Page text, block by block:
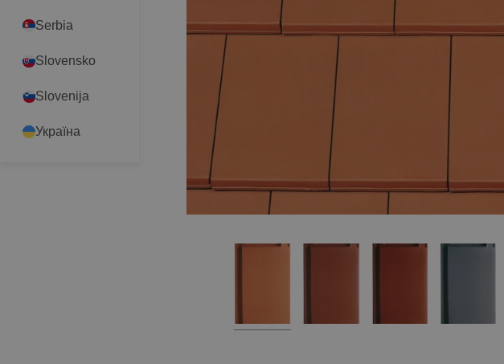
Serbia
Slovensko
Slovenija
Україна